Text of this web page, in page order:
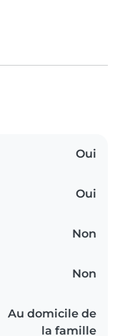
Oui
Oui
Non
Non
Au domicile de
la famille